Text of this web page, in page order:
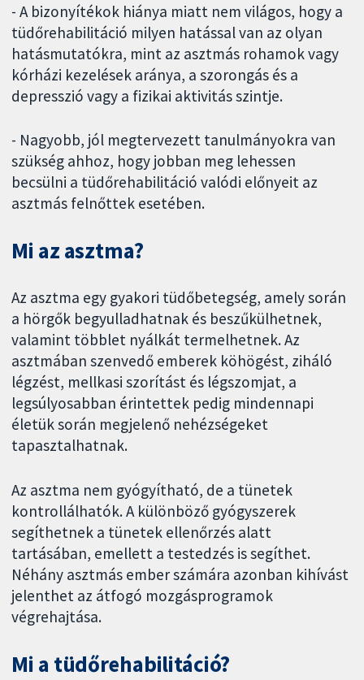
- A bizonyítékok hiánya miatt nem világos, hogy a
tüdőrehabilitáció milyen hatással van az olyan
hatásmutatókra, mint az asztmás rohamok vagy
kórházi kezelések aránya, a szorongás és a
depresszió vagy a fizikai aktivitás szintje.
- Nagyobb, jól megtervezett tanulmányokra van
szükség ahhoz, hogy jobban meg lehessen
becsülni a tüdőrehabilitáció valódi előnyeit az
asztmás felnőttek esetében.
Mi az asztma?
Az asztma egy gyakori tüdőbetegség, amely során
a hörgők begyulladhatnak és beszűkülhetnek,
valamint többlet nyálkát termelhetnek. Az
asztmában szenvedő emberek köhögést, ziháló
légzést, mellkasi szorítást és légszomjat, a
legsúlyosabban érintettek pedig mindennapi
életük során megjelenő nehézségeket
tapasztalhatnak.
Az asztma nem gyógyítható, de a tünetek
kontrollálhatók. A különböző gyógyszerek
segíthetnek a tünetek ellenőrzés alatt
tartásában, emellett a testedzés is segíthet.
Néhány asztmás ember számára azonban kihívást
jelenthet az átfogó mozgásprogramok
végrehajtása.
Mi a tüdőrehabilitáció?